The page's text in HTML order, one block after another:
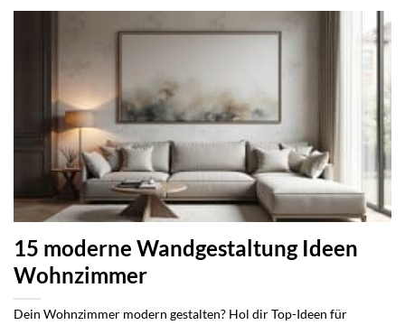
15 moderne Wandgestaltung Ideen
Wohnzimmer
Dein Wohnzimmer modern gestalten? Hol dir Top-Ideen für